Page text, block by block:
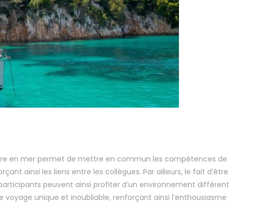
en mer permet de mettre en commun les compétences de
ainsi les liens entre les collègues. Par ailleurs, le fait d’être
peuvent ainsi profiter d’un environnement différent
unique et inoubliable, renforçant ainsi l’enthousiasme